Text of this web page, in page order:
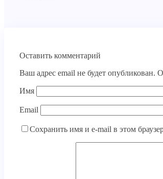
Оставить комментарий
Ваш адрес email не будет опубликован.
Имя
Email
Сохранить имя и e-mail в этом